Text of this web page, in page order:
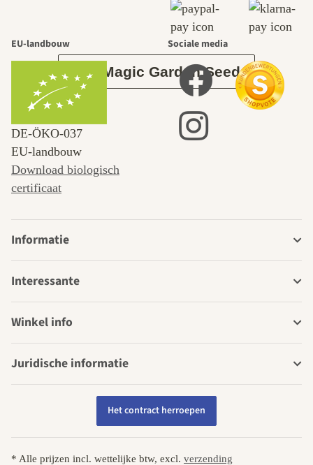
tuin.
Over Magic Garden Seeds
EU-landbouw
DE‑ÖKO‑037
EU-landbouw
Download biologisch
certificaat
Sociale media
Informatie
Interessante
Winkel info
Juridische informatie
Het contract herroepen
* Alle prijzen incl. wettelijke btw, excl. verzending